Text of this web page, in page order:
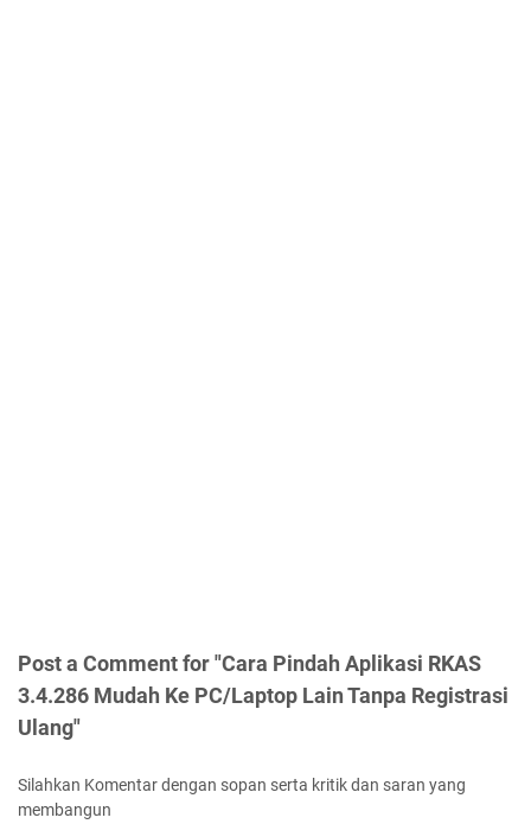
Post a Comment for "Cara Pindah Aplikasi RKAS
3.4.286 Mudah Ke PC/Laptop Lain Tanpa Registrasi
Ulang"
Silahkan Komentar dengan sopan serta kritik dan saran yang
membangun